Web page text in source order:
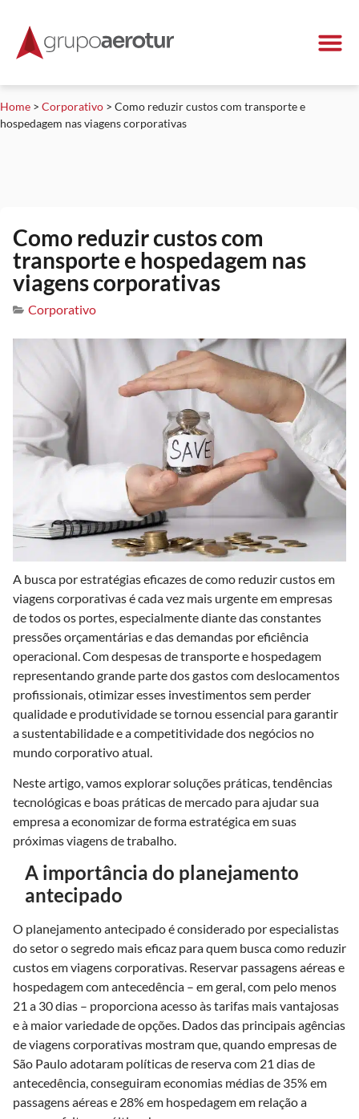
Home > Corporativo > Como reduzir custos com transporte e
hospedagem nas viagens corporativas
Como reduzir custos com
transporte e hospedagem nas
viagens corporativas
Corporativo
A busca por estratégias eficazes de como reduzir custos em
viagens corporativas é cada vez mais urgente em empresas
de todos os portes, especialmente diante das constantes
pressões orçamentárias e das demandas por eficiência
operacional. Com despesas de transporte e hospedagem
representando grande parte dos gastos com deslocamentos
profissionais, otimizar esses investimentos sem perder
qualidade e produtividade se tornou essencial para garantir
a sustentabilidade e a competitividade dos negócios no
mundo corporativo atual.
Neste artigo, vamos explorar soluções práticas, tendências
tecnológicas e boas práticas de mercado para ajudar sua
empresa a economizar de forma estratégica em suas
próximas viagens de trabalho.
A importância do planejamento
antecipado
O planejamento antecipado é considerado por especialistas
do setor o segredo mais eficaz para quem busca como reduzir
custos em viagens corporativas. Reservar passagens aéreas e
hospedagem com antecedência – em geral, com pelo menos
21 a 30 dias – proporciona acesso às tarifas mais vantajosas
e à maior variedade de opções. Dados das principais agências
de viagens corporativas mostram que, quando empresas de
São Paulo adotaram políticas de reserva com 21 dias de
antecedência, conseguiram economias médias de 35% em
passagens aéreas e 28% em hospedagem em relação a